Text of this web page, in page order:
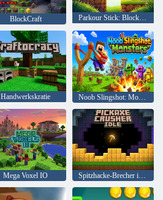
BlockCraft Parkour Stick: Blockabenteuer
Handwerkskratie Noob Slingshot: Monster
Mega Voxel IO Spitzhacke-Brecher im Leerlauf